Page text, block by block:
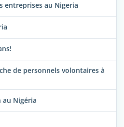
entreprises au Nigeria
de personnels volontaires à
Nigéria